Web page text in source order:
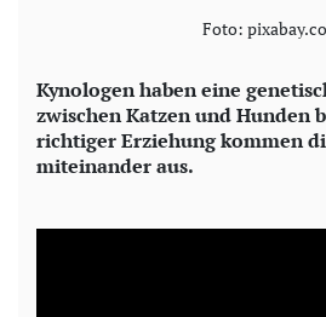
Foto:
Kynologen haben eine
zwischen Katzen und Hunden
richtiger Erziehung kommen
miteinander aus.